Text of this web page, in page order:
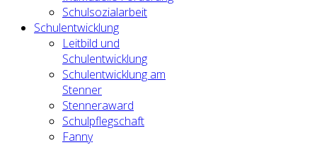
Schulsozialarbeit
Schulentwicklung
Leitbild und
Schulentwicklung
Schulentwicklung am
Stenner
Stenneraward
Schulpflegschaft
Fanny